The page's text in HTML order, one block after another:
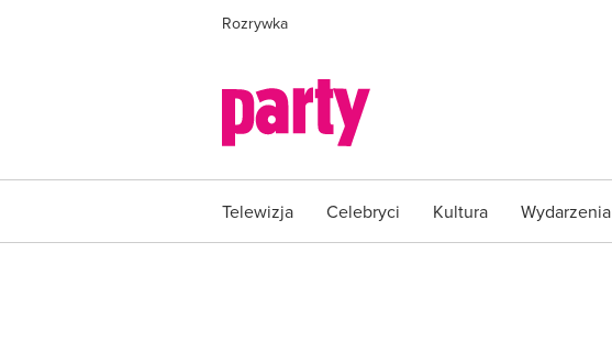
Rozrywka
Telewizja Celebryci Kultura Wydarzenia